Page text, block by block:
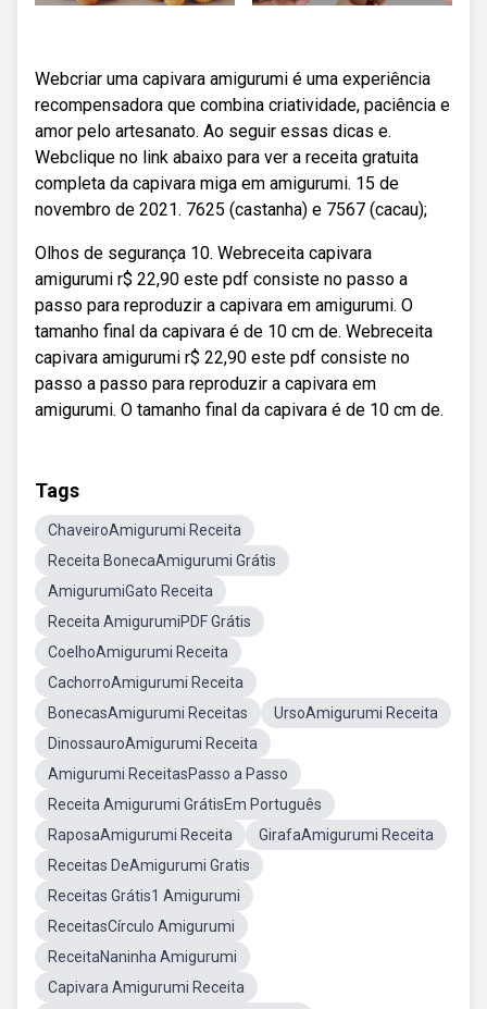
Webcriar uma capivara amigurumi é uma experiência
recompensadora que combina criatividade, paciência e
amor pelo artesanato. Ao seguir essas dicas e.
Webclique no link abaixo para ver a receita gratuita
completa da capivara miga em amigurumi. 15 de
novembro de 2021. 7625 (castanha) e 7567 (cacau);
Olhos de segurança 10. Webreceita capivara
amigurumi r$ 22,90 este pdf consiste no passo a
passo para reproduzir a capivara em amigurumi. O
tamanho final da capivara é de 10 cm de. Webreceita
capivara amigurumi r$ 22,90 este pdf consiste no
passo a passo para reproduzir a capivara em
amigurumi. O tamanho final da capivara é de 10 cm de.
Tags
ChaveiroAmigurumi Receita
Receita BonecaAmigurumi Grátis
AmigurumiGato Receita
Receita AmigurumiPDF Grátis
CoelhoAmigurumi Receita
CachorroAmigurumi Receita
BonecasAmigurumi Receitas
UrsoAmigurumi Receita
DinossauroAmigurumi Receita
Amigurumi ReceitasPasso a Passo
Receita Amigurumi GrátisEm Português
RaposaAmigurumi Receita
GirafaAmigurumi Receita
Receitas DeAmigurumi Gratis
Receitas Grátis1 Amigurumi
ReceitasCírculo Amigurumi
ReceitaNaninha Amigurumi
Capivara Amigurumi Receita